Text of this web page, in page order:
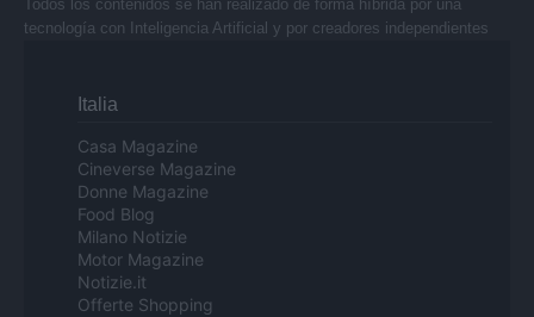
Todos los contenidos se han realizado de forma híbrida por una
tecnología con Inteligencia Artificial y por creadores independientes
Italia
Casa Magazine
Cineverse Magazine
Donne Magazine
Food Blog
Milano Notizie
Motor Magazine
Notizie.it
Offerte Shopping